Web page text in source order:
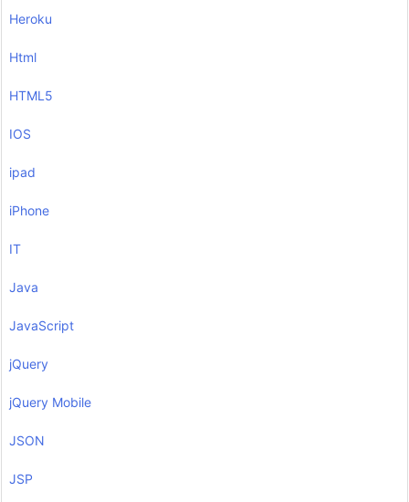
Heroku
Html
HTML5
IOS
ipad
iPhone
IT
Java
JavaScript
jQuery
jQuery Mobile
JSON
JSP